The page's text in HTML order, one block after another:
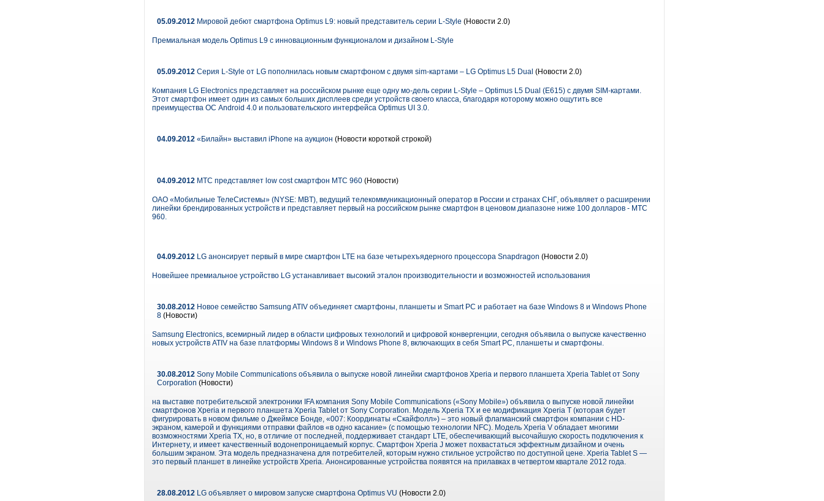
05.09.2012 Мировой дебют смартфона Optimus L9: новый представитель серии L-Style (Новости 2.0)
Премиальная модель Optimus L9 с инновационным функционалом и дизайном L-Style
05.09.2012 Серия L-Style от LG пополнилась новым смартфоном с двумя sim-картами – LG Optimus L5 Dual (Новости 2.0)
Компания LG Electronics представляет на российском рынке еще одну мо-дель серии L-Style – Optimus L5 Dual (E615) с двумя SIM-картами.
Этот смартфон имеет один из самых больших дисплеев среди устройств своего класса, благодаря которому можно ощутить все
преимущества ОС Android 4.0 и пользовательского интерфейса Optimus UI 3.0.
04.09.2012 «Билайн» выставил iPhone на аукцион (Новости короткой строкой)
04.09.2012 МТС представляет low cost смартфон МТС 960 (Новости)
ОАО «Мобильные ТелеСистемы» (NYSE: MBT), ведущий телекоммуникационный оператор в России и странах СНГ, объявляет о расширении
линейки брендированных устройств и представляет первый на российском рынке смартфон в ценовом диапазоне ниже 100 долларов - МТС
960.
04.09.2012 LG анонсирует первый в мире смартфон LTE на базе четырехъядерного процессора Snapdragon (Новости 2.0)
Новейшее премиальное устройство LG устанавливает высокий эталон производительности и возможностей использования
30.08.2012 Новое семейство Samsung ATIV объединяет смартфоны, планшеты и Smart PC и работает на базе Windows 8 и Windows Phone
8 (Новости)
Samsung Electronics, всемирный лидер в области цифровых технологий и цифровой конвергенции, сегодня объявила о выпуске качественно
новых устройств ATIV на базе платформы Windows 8 и Windows Phone 8, включающих в себя Smart PC, планшеты и смартфоны.
30.08.2012 Sony Mobile Communications объявила о выпуске новой линейки смартфонов Xperia и первого планшета Xperia Tablet от Sony
Corporation (Новости)
на выставке потребительской электроники IFA компания Sony Mobile Communications («Sony Mobile») объявила о выпуске новой линейки
смартфонов Xperia и первого планшета Xperia Tablet от Sony Corporation. Модель Xperia TX и ее модификация Xperia T (которая будет
фигурировать в новом фильме о Джеймсе Бонде, «007: Координаты «Скайфолл») – это новый флагманский смартфон компании с HD-
экраном, камерой и функциями отправки файлов «в одно касание» (с помощью технологии NFC). Модель Xperia V обладает многими
возможностями Xperia TX, но, в отличие от последней, поддерживает стандарт LTE, обеспечивающий высочайшую скорость подключения к
Интернету, и имеет качественный водонепроницаемый корпус. Смартфон Xperia J может похвастаться эффектным дизайном и очень
большим экраном. Эта модель предназначена для потребителей, которым нужно стильное устройство по доступной цене. Xperia Tablet S —
это первый планшет в линейке устройств Xperia. Анонсированные устройства появятся на прилавках в четвертом квартале 2012 года.
28.08.2012 LG объявляет о мировом запуске смартфона Optimus VU (Новости 2.0)